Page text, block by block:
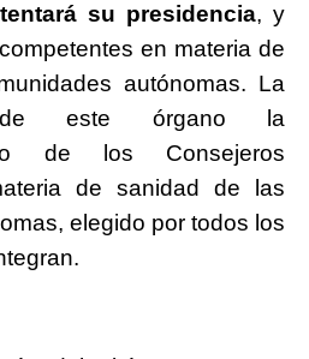
su presidencia, y
en materia de
autónomas. La
de este órgano la
de los Consejeros
de sanidad de las
elegido por todos los